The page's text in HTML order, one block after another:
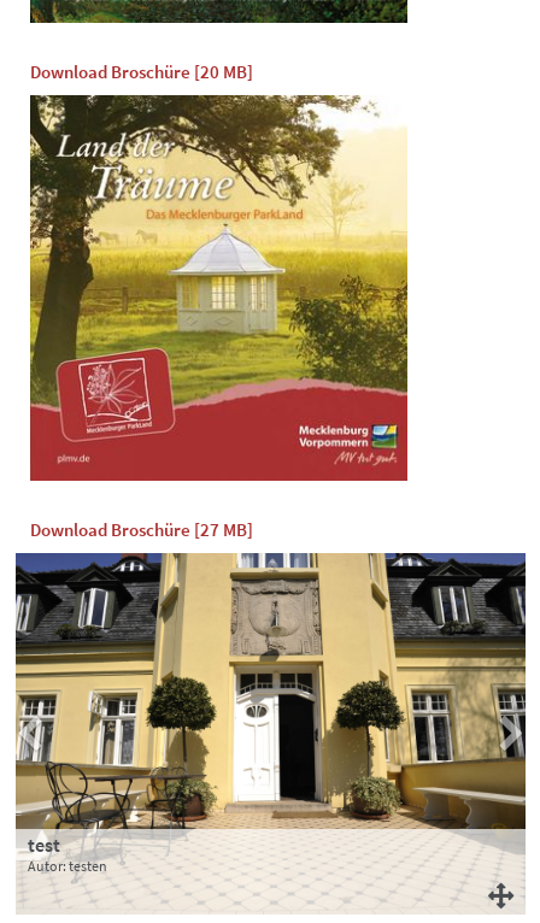
Download Broschüre [20 MB]
Download Broschüre [27 MB]
test
Autor: testen
test 2
Autor: test 3